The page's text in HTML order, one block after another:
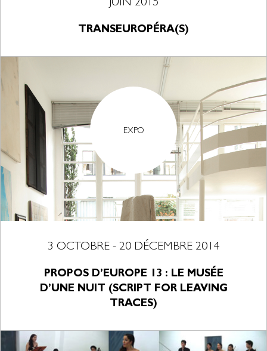
JUIN 2015
TRANSEUROPÉRA(S)
EXPO
3 OCTOBRE - 20 DÉCEMBRE 2014
PROPOS D’EUROPE 13 : LE MUSÉE
D’UNE NUIT (SCRIPT FOR LEAVING
TRACES)